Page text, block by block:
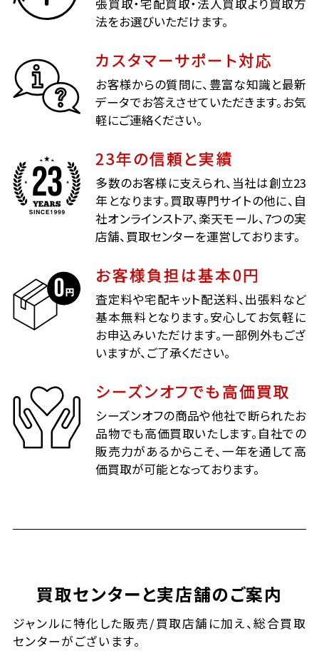
張買取・宅配買取・法人買取より買取方
法をお選びいただけます。
カスタマーサポート対応
お客様からの質問に、豊富な知識と最新
データでお答えさせていただきます。お気
軽にご連絡ください。
23年の信頼と実績
多数のお客様に支えられ、当社は創立23
年となります。買取専門サイトの他に、自
社オンラインストア、楽天モール、7つの実
店舗、買取センターを運営しております。
お客様負担は基本0円
査定料や宅配キット配送料、出張料など
基本無料となります。安心してお気軽に
お申込みいただけます。一部例外もござ
いますが、ご了承ください。
シーズンオフでも高価買取
シーズンオフの商品や他社で断られたお
品物でも高価買取いたします。自社での
販売力があるからこそ、一年を通して高
価買取が可能となっております。
買取センターと実店舗のご案内
ジャンルに特化した販売/買取店舗に加え、総合買取
センターがございます。